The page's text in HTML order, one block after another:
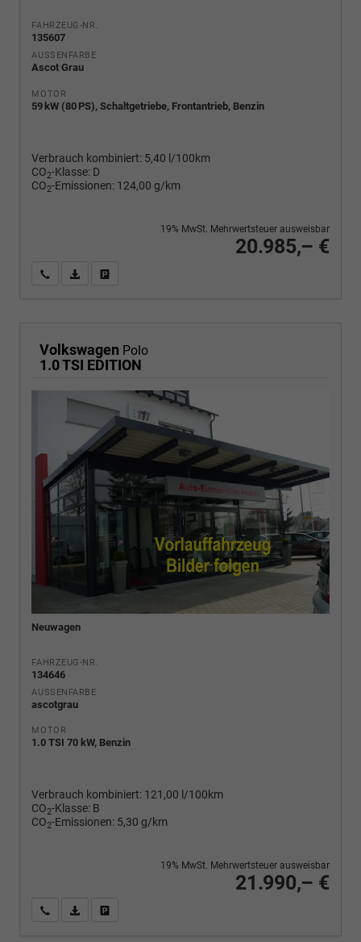
FAHRZEUG-NR.
135607
AUSSENFARBE
Ascot Grau
MOTOR
59 kW (80 PS), Schaltgetriebe, Frontantrieb, Benzin
Verbrauch kombiniert: 5,40 l/100km
CO2-Klasse: D
CO2-Emissionen: 124,00 g/km
20.985,– €
19% MwSt. Mehrwertsteuer ausweisbar
Wir rufen Sie anPDF-Fahrzeugexposé drucken
Volkswagen Polo
1.0 TSI EDITION
Neuwagen
FAHRZEUG-NR.
134646
AUSSENFARBE
ascotgrau
MOTOR
1.0 TSI 70 kW, Benzin
Verbrauch kombiniert: 121,00 l/100km
CO2-Klasse: B
CO2-Emissionen: 5,30 g/km
21.990,– €
19% MwSt. Mehrwertsteuer ausweisbar
Wir rufen Sie anPDF-Fahrzeugexposé drucken